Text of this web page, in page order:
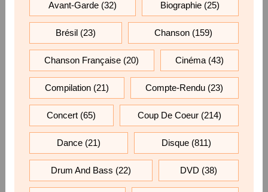
Avant-Garde(32) Biographie (25)
Brésil(23) Chanson (159)
Chanson Française (20) Cinéma(43)
Compilation(21) Compte-Rendu (23)
Concert (65) Coup De Coeur(214)
Dance(21) Disque (811)
Drum And Bass (22) DVD (38)